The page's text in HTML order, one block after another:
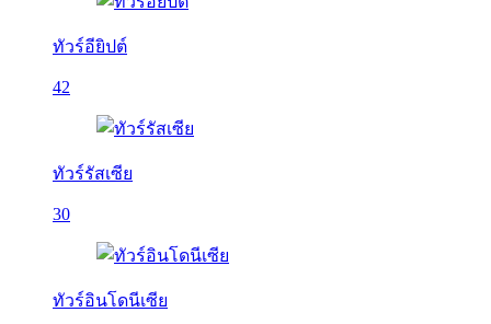
ทัวร์อียิปต์
42
ทัวร์รัสเซีย
30
ทัวร์อินโดนีเซีย